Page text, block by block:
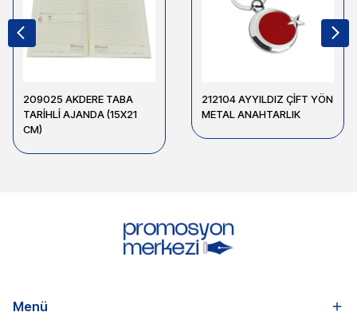
209025 AKDERE TABA
TARİHLİ AJANDA (15X21
CM)
212104 AYYILDIZ ÇİFT YÖN
METAL ANAHTARLIK
Menü